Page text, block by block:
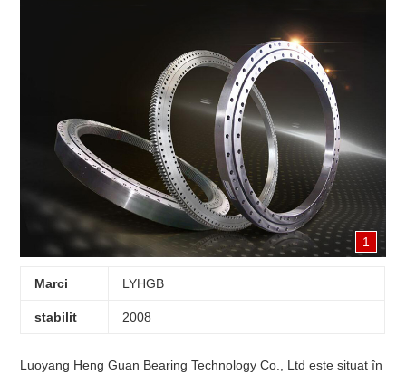
1
Marci LYHGB
stabilit 2008
Luoyang Heng Guan Bearing Technology Co., Ltd este situat în